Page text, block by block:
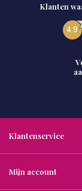
Klanten
4.9
Klantenservice
Mijn account